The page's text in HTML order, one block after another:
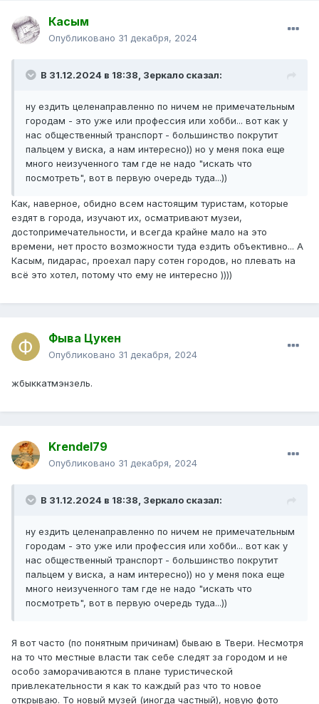
Касым
Опубликовано 31 декабря, 2024
В 31.12.2024 в 18:38, Зеркало сказал:
ну ездить целенаправленно по ничем не примечательным
городам - это уже или профессия или хобби... вот как у
нас общественный транспорт - большинство покрутит
пальцем у виска, а нам интересно)) но у меня пока еще
много неизученного там где не надо "искать что
посмотреть", вот в первую очередь туда...))
Как, наверное, обидно всем настоящим туристам, которые
ездят в города, изучают их, осматривают музеи,
достопримечательности, и всегда крайне мало на это
времени, нет просто возможности туда ездить объективно... А
Касым, пидарас, проехал пару сотен городов, но плевать на
всё это хотел, потому что ему не интересно ))))
Фыва Цукен
Опубликовано 31 декабря, 2024
жбыккатмэнзель.
Krendel79
Опубликовано 31 декабря, 2024
В 31.12.2024 в 18:38, Зеркало сказал:
ну ездить целенаправленно по ничем не примечательным
городам - это уже или профессия или хобби... вот как у
нас общественный транспорт - большинство покрутит
пальцем у виска, а нам интересно)) но у меня пока еще
много неизученного там где не надо "искать что
посмотреть", вот в первую очередь туда...))
Я вот часто (по понятным причинам) бываю в Твери. Несмотря
на то что местные власти так себе следят за городом и не
особо заморачиваются в плане туристической
привлекательности я как то каждый раз что то новое
открываю. То новый музей (иногда частный), новую фото